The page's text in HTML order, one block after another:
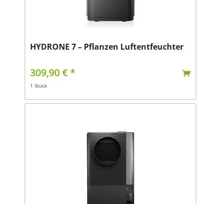
HYDRONE 7 – Pflanzen Luftentfeuchter
309,90 € *
1 Stück